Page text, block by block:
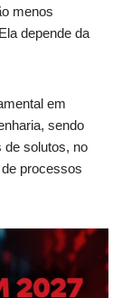
menos
depende da
em
sendo
de solutos, no
processos